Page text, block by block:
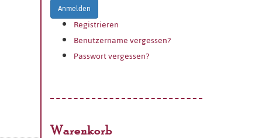
Anmelden
Registrieren
Benutzername vergessen?
Passwort vergessen?
Warenkorb